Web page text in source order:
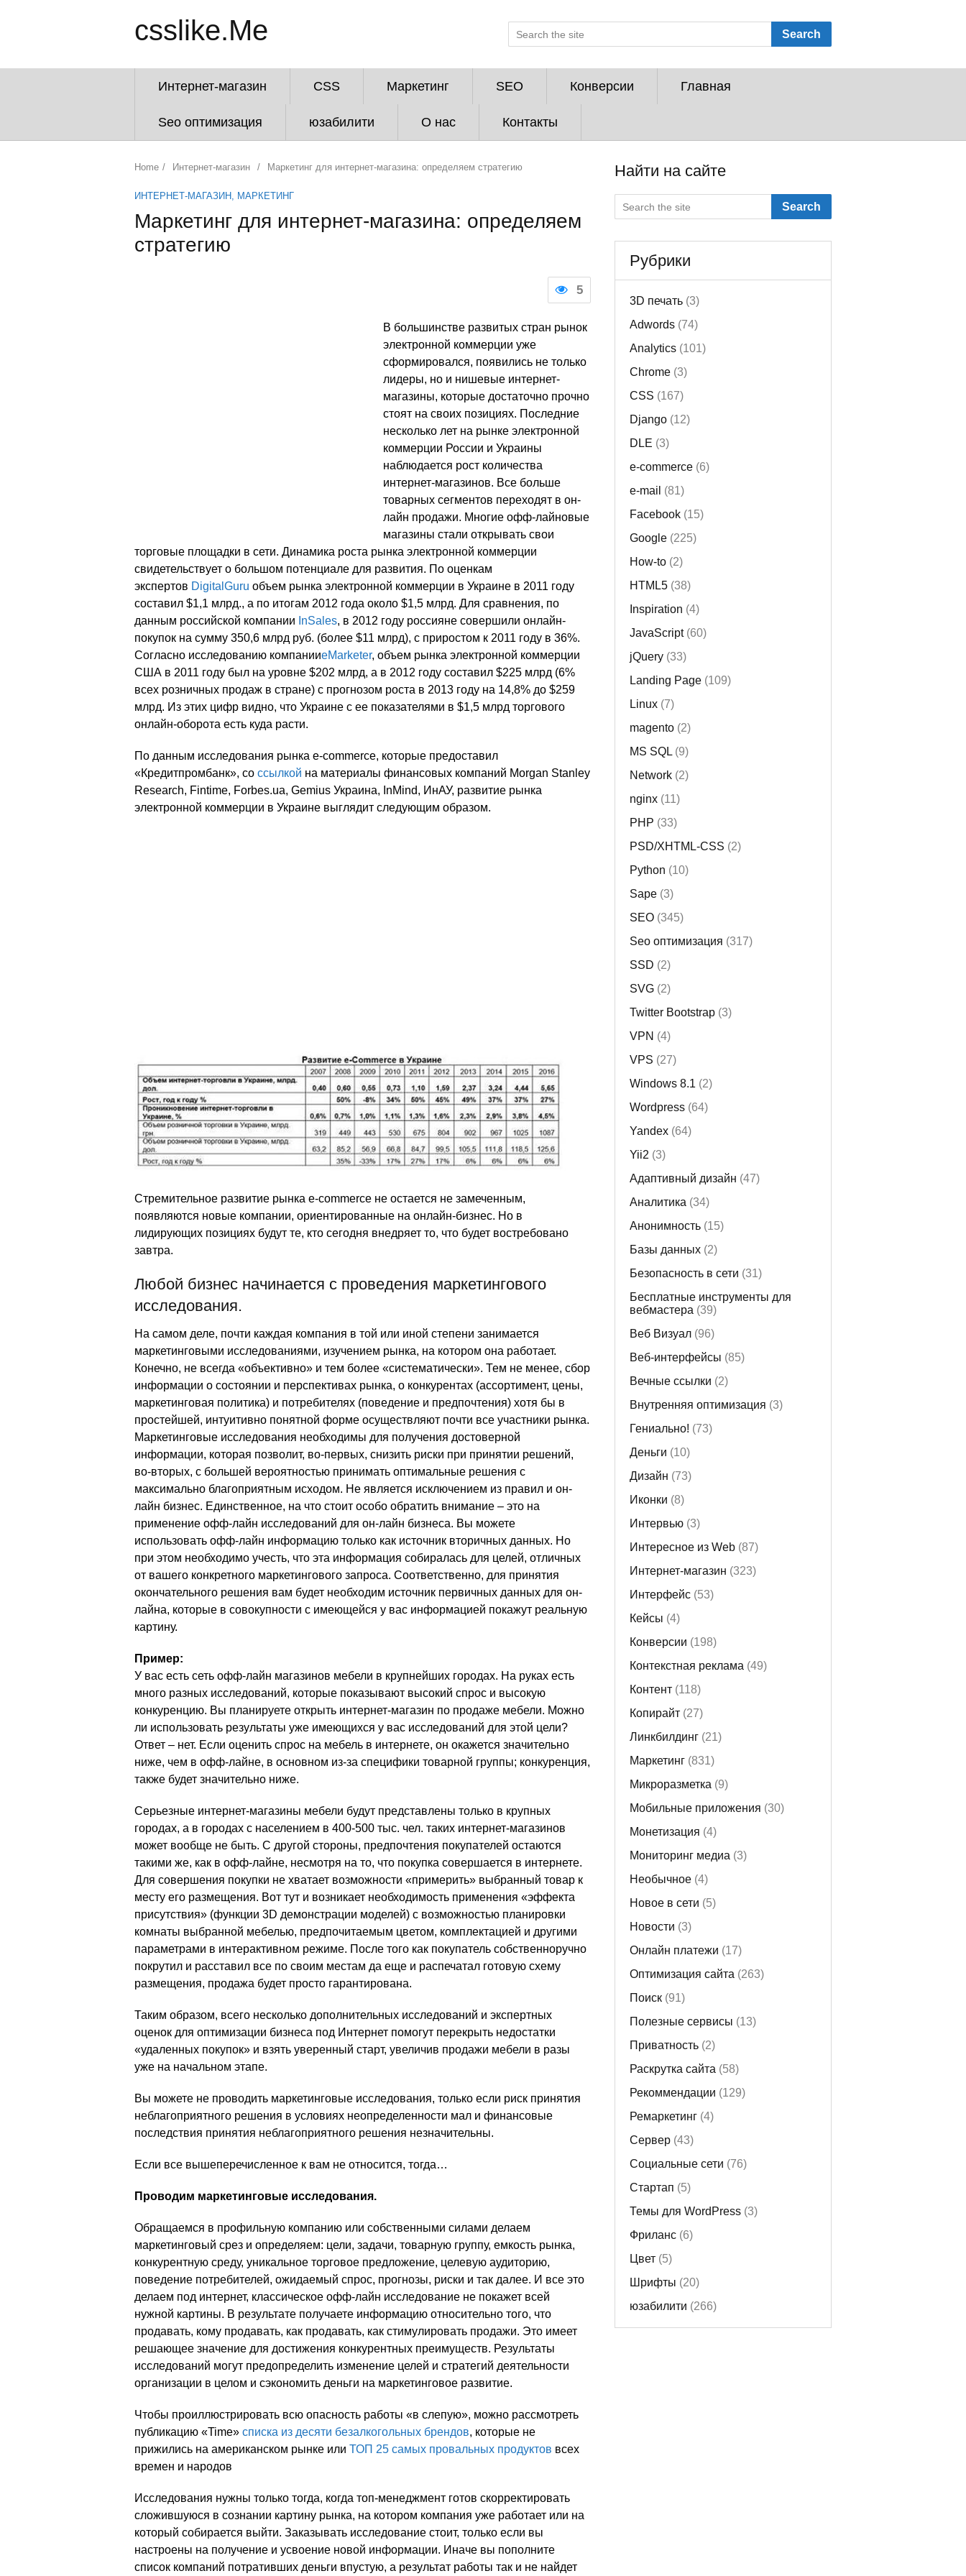
csslike.Me Search
Интернет-магазин CSS Маркетинг SEO Конверсии Главная
Seo оптимизация юзабилити О нас Контакты
Home / Интернет-магазин / Маркетинг для интернет-магазина: определяем стратегию
ИНТЕРНЕТ-МАГАЗИН , МАРКЕТИНГ
Маркетинг для интернет-магазина: определяем
стратегию
5
В большинстве развитых стран рынок
электронной коммерции уже
сформировался, появились не только
лидеры, но и нишевые интернет-
магазины, которые достаточно прочно
стоят на своих позициях. Последние
несколько лет на рынке электронной
коммерции России и Украины
наблюдается рост количества
интернет-магазинов. Все больше
товарных сегментов переходят в он-
лайн продажи. Многие офф-лайновые
магазины стали открывать свои
торговые площадки в сети. Динамика роста рынка электронной коммерции
свидетельствует о большом потенциале для развития. По оценкам
экспертов DigitalGuru объем рынка электронной коммерции в Украине в 2011 году
составил $1,1 млрд., а по итогам 2012 года около $1,5 млрд. Для сравнения, по
данным российской компании InSales, в 2012 году россияне совершили онлайн-
покупок на сумму 350,6 млрд руб. (более $11 млрд), с приростом к 2011 году в 36%.
Согласно исследованию компанииeMarketer, объем рынка электронной коммерции
США в 2011 году был на уровне $202 млрд, а в 2012 году составил $225 млрд (6%
всех розничных продаж в стране) с прогнозом роста в 2013 году на 14,8% до $259
млрд. Из этих цифр видно, что Украине с ее показателями в $1,5 млрд торгового
онлайн-оборота есть куда расти.
По данным исследования рынка e-commerce, которые предоставил
«Кредитпромбанк», со ссылкой на материалы финансовых компаний Morgan Stanley
Research, Fintime, Forbes.ua, Gemius Украина, InMind, ИнАУ, развитие рынка
электронной коммерции в Украине выглядит следующим образом.
Стремительное развитие рынка e-commerce не остается не замеченным,
появляются новые компании, ориентированные на онлайн-бизнес. Но в
лидирующих позициях будут те, кто сегодня внедряет то, что будет востребовано
завтра.
Любой бизнес начинается с проведения маркетингового
исследования.
На самом деле, почти каждая компания в той или иной степени занимается
маркетинговыми исследованиями, изучением рынка, на котором она работает.
Конечно, не всегда «объективно» и тем более «систематически». Тем не менее, сбор
информации о состоянии и перспективах рынка, о конкурентах (ассортимент, цены,
маркетинговая политика) и потребителях (поведение и предпочтения) хотя бы в
простейшей, интуитивно понятной форме осуществляют почти все участники рынка.
Маркетинговые исследования необходимы для получения достоверной
информации, которая позволит, во-первых, снизить риски при принятии решений,
во-вторых, с большей вероятностью принимать оптимальные решения с
максимально благоприятным исходом. Не является исключением из правил и он-
лайн бизнес. Единственное, на что стоит особо обратить внимание – это на
применение офф-лайн исследований для он-лайн бизнеса. Вы можете
использовать офф-лайн информацию только как источник вторичных данных. Но
при этом необходимо учесть, что эта информация собиралась для целей, отличных
от вашего конкретного маркетингового запроса. Соответственно, для принятия
окончательного решения вам будет необходим источник первичных данных для он-
лайна, которые в совокупности с имеющейся у вас информацией покажут реальную
картину.
Пример:
У вас есть сеть офф-лайн магазинов мебели в крупнейших городах. На руках есть
много разных исследований, которые показывают высокий спрос и высокую
конкуренцию. Вы планируете открыть интернет-магазин по продаже мебели. Можно
ли использовать результаты уже имеющихся у вас исследований для этой цели?
Ответ – нет. Если оценить спрос на мебель в интернете, он окажется значительно
ниже, чем в офф-лайне, в основном из-за специфики товарной группы; конкуренция,
также будет значительно ниже.
Серьезные интернет-магазины мебели будут представлены только в крупных
городах, а в городах с населением в 400-500 тыс. чел. таких интернет-магазинов
может вообще не быть. С другой стороны, предпочтения покупателей остаются
такими же, как в офф-лайне, несмотря на то, что покупка совершается в интернете.
Для совершения покупки не хватает возможности «примерить» выбранный товар к
месту его размещения. Вот тут и возникает необходимость применения «эффекта
присутствия» (функции 3D демонстрации моделей) с возможностью планировки
комнаты выбранной мебелью, предпочитаемым цветом, комплектацией и другими
параметрами в интерактивном режиме. После того как покупатель собственноручно
покрутил и расставил все по своим местам да еще и распечатал готовую схему
размещения, продажа будет просто гарантирована.
Таким образом, всего несколько дополнительных исследований и экспертных
оценок для оптимизации бизнеса под Интернет помогут перекрыть недостатки
«удаленных покупок» и взять уверенный старт, увеличив продажи мебели в разы
уже на начальном этапе.
Вы можете не проводить маркетинговые исследования, только если риск принятия
неблагоприятного решения в условиях неопределенности мал и финансовые
последствия принятия неблагоприятного решения незначительны.
Если все вышеперечисленное к вам не относится, тогда…
Проводим маркетинговые исследования.
Обращаемся в профильную компанию или собственными силами делаем
маркетинговый срез и определяем: цели, задачи, товарную группу, емкость рынка,
конкурентную среду, уникальное торговое предложение, целевую аудиторию,
поведение потребителей, ожидаемый спрос, прогнозы, риски и так далее. И все это
делаем под интернет, классическое офф-лайн исследование не покажет всей
нужной картины. В результате получаете информацию относительно того, что
продавать, кому продавать, как продавать, как стимулировать продажи. Это имеет
решающее значение для достижения конкурентных преимуществ. Результаты
исследований могут предопределить изменение целей и стратегий деятельности
организации в целом и сэкономить деньги на маркетинговое развитие.
Чтобы проиллюстрировать всю опасность работы «в слепую», можно рассмотреть
публикацию «Time» списка из десяти безалкогольных брендов, которые не
прижились на американском рынке или ТОП 25 самых провальных продуктов всех
времен и народов
Исследования нужны только тогда, когда топ-менеджмент готов скорректировать
сложившуюся в сознании картину рынка, на котором компания уже работает или на
который собирается выйти. Заказывать исследование стоит, только если вы
настроены на получение и усвоение новой информации. Иначе вы пополните
список компаний потративших деньги впустую, а результат работы так и не найдет
Найти на сайте
Search
Рубрики
3D печать (3)
Adwords (74)
Analytics (101)
Chrome (3)
CSS (167)
Django (12)
DLE (3)
e-commerce (6)
e-mail (81)
Facebook (15)
Google (225)
How-to (2)
HTML5 (38)
Inspiration (4)
JavaScript(60)
jQuery (33)
Landing Page (109)
Linux (7)
magento (2)
MS SQL (9)
Network (2)
nginx (11)
PHP (33)
PSD/XHTML-CSS (2)
Python (10)
Sape (3)
SEO (345)
Seo оптимизация (317)
SSD (2)
SVG (2)
Twitter Bootstrap (3)
VPN (4)
VPS (27)
Windows 8.1 (2)
Wordpress (64)
Yandex (64)
Yii2 (3)
Адаптивный дизайн (47)
Аналитика (34)
Анонимность (15)
Базы данных (2)
Безопасность в сети (31)
Бесплатные инструменты для
вебмастера (39)
Веб Визуал (96)
Веб-интерфейсы (85)
Вечные ссылки (2)
Внутренняя оптимизация (3)
Гениально! (73)
Деньги (10)
Дизайн (73)
Иконки (8)
Интервью (3)
Интересное из Web (87)
Интернет-магазин (323)
Интерфейс (53)
Кейсы (4)
Конверсии (198)
Контекстная реклама (49)
Контент (118)
Копирайт (27)
Линкбилдинг (21)
Маркетинг (831)
Микроразметка (9)
Мобильные приложения (30)
Монетизация (4)
Мониторинг медиа (3)
Необычное (4)
Новое в сети (5)
Новости (3)
Онлайн платежи (17)
Оптимизация сайта (263)
Поиск (91)
Полезные сервисы (13)
Приватность (2)
Раскрутка сайта (58)
Рекоммендации (129)
Ремаркетинг (4)
Сервер (43)
Социальные сети (76)
Стартап (5)
Темы для WordPress (3)
Фриланс (6)
Цвет (5)
Шрифты (20)
юзабилити (266)